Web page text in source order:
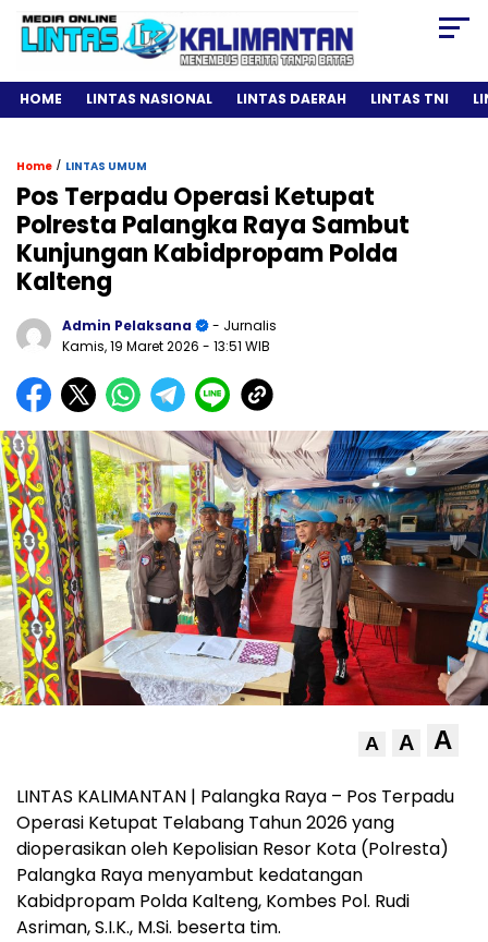
HOME LINTAS NASIONAL LINTAS DAERAH LINTAS TNI
Home / LINTAS UMUM
Pos Terpadu Operasi Ketupat
Polresta Palangka Raya Sambut
Kunjungan Kabidpropam Polda
Kalteng
Admin Pelaksana
- Jurnalis
Kamis, 19 Maret 2026 - 13:51 WIB
A A A
LINTAS KALIMANTAN | Palangka Raya – Pos Terpadu
Operasi Ketupat Telabang Tahun 2026 yang
dioperasikan oleh Kepolisian Resor Kota (Polresta)
Palangka Raya menyambut kedatangan
Kabidpropam Polda Kalteng, Kombes Pol. Rudi
Asriman, S.I.K., M.Si. beserta tim.